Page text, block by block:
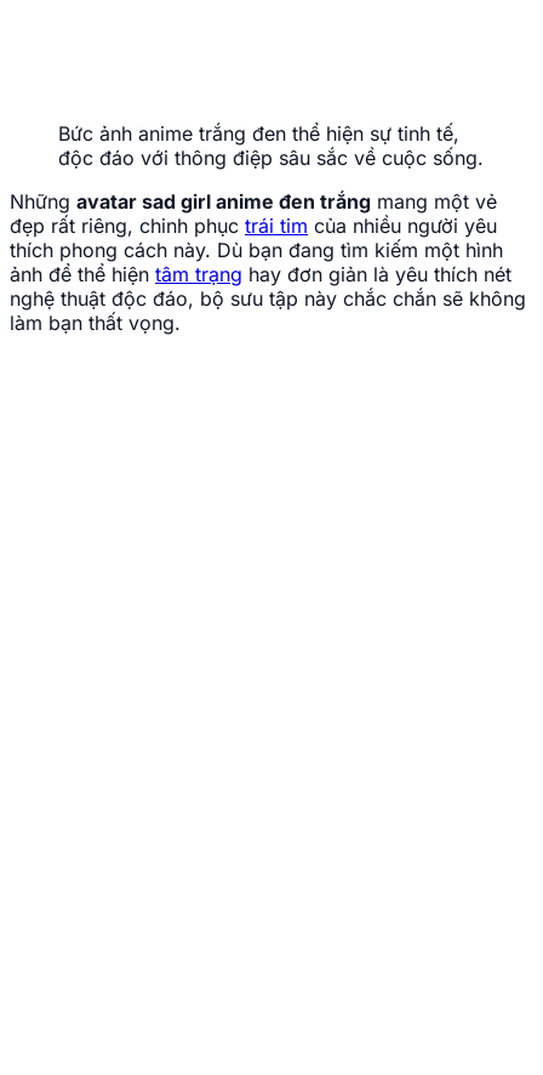
Bức ảnh anime trắng đen thể hiện sự tinh tế,
độc đáo với thông điệp sâu sắc về cuộc sống.
Những avatar sad girl anime đen trắng mang một vẻ
đẹp rất riêng, chinh phục trái tim của nhiều người yêu
thích phong cách này. Dù bạn đang tìm kiếm một hình
ảnh để thể hiện tâm trạng hay đơn giản là yêu thích nét
nghệ thuật độc đáo, bộ sưu tập này chắc chắn sẽ không
làm bạn thất vọng.